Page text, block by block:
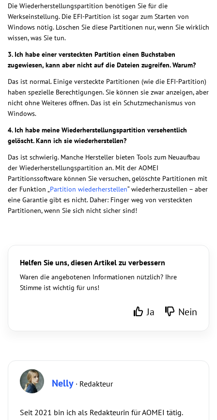
Die Wiederherstellungspartition benötigen Sie für die
Werkseinstellung. Die EFI-Partition ist sogar zum Starten von
Windows nötig. Löschen Sie diese Partitionen nur, wenn Sie wirklich
wissen, was Sie tun.
3. Ich habe einer versteckten Partition einen Buchstaben
zugewiesen, kann aber nicht auf die Dateien zugreifen. Warum?
Das ist normal. Einige versteckte Partitionen (wie die EFI-Partition)
haben spezielle Berechtigungen. Sie können sie zwar anzeigen, aber
nicht ohne Weiteres öffnen. Das ist ein Schutzmechanismus von
Windows.
4. Ich habe meine Wiederherstellungspartition versehentlich
gelöscht. Kann ich sie wiederherstellen?
Das ist schwierig. Manche Hersteller bieten Tools zum Neuaufbau
der Wiederherstellungspartition an. Mit der AOMEI
Partitionssoftware können Sie versuchen, gelöschte Partitionen mit
der Funktion „Partition wiederherstellen“ wiederherzustellen – aber
eine Garantie gibt es nicht. Daher: Finger weg von versteckten
Partitionen, wenn Sie sich nicht sicher sind!
Helfen Sie uns, diesen Artikel zu verbessern
Waren die angebotenen Informationen nützlich? Ihre
Stimme ist wichtig für uns!
Ja Nein
Nelly · Redakteur
Seit 2021 bin ich als Redakteurin für AOMEI tätig.